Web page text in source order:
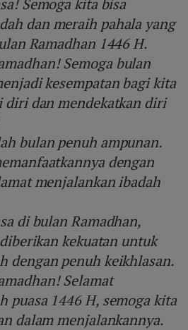
dan meraih pahala yang
Ramadhan 1446 H.
Semoga bulan
kesempatan bagi kita
diri dan mendekatkan diri
bulan penuh ampunan.
dengan
menjalankan ibadah
di bulan Ramadhan,
kekuatan untuk
dengan penuh keikhlasan.
Selamat
puasa 1446 H, semoga kita
dalam menjalankannya.